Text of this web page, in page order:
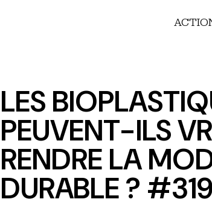
LES
PEUVENT-ILS
RENDRE LA
DURABLE ? #319